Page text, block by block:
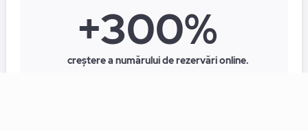
+300%
creștere a numărului de rezervări online.